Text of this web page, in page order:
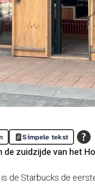
Simpele tekst
zuidzijde van het
de Starbucks de